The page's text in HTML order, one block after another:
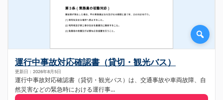
運行中事故対応確認書（貸切・観光バス）
更新日：2026年8月5日
運行中事故対応確認書（貸切・観光バス）は、交通事故や車両故障、自
然災害などの緊急時における運行事...